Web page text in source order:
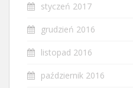
styczeń 2017
grudzień 2016
listopad 2016
październik 2016